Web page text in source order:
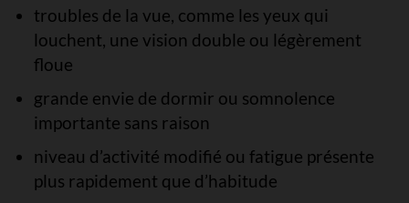
troubles de la vue, comme les yeux qui
louchent, une vision double ou légèrement
floue
grande envie de dormir ou somnolence
importante sans raison
niveau d’activité modifié ou fatigue présente
plus rapidement que d’habitude